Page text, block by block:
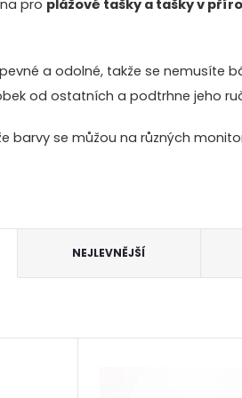
pro plážové tašky a tašky v
a odolné, takže se nemusíte
od ostatních a podtrhne jeho
barvy se můžou na různých
NEJLEVNĚJŠÍ